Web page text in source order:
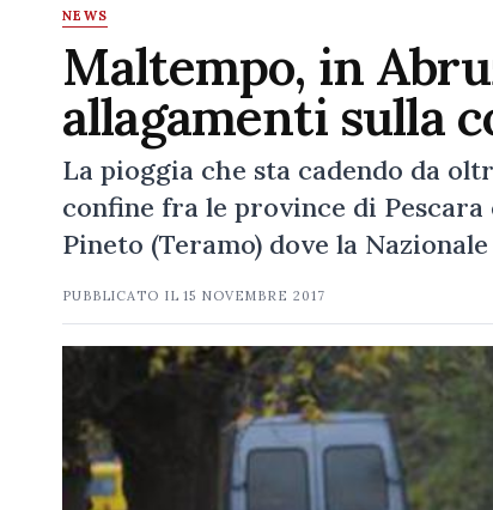
NEWS
Maltempo, in
allagamenti sulla
La pioggia che sta cadendo da
confine fra le province di
Pineto (Teramo) dove la
PUBBLICATO IL15 NOVEMBRE 2017